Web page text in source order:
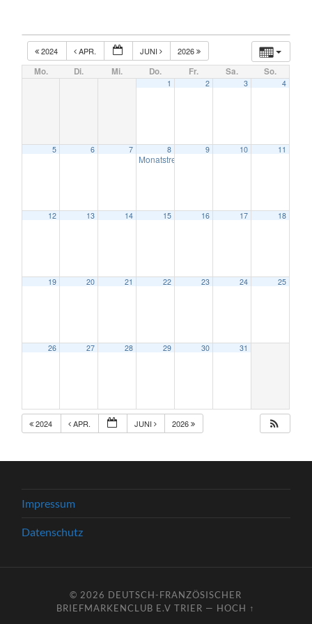
2024 APR. JUNI 2026
Mo. Di. Mi. Do. Fr. Sa. So.
1 2 3 4
5 6 7 8
Monatstreffen
9 10 11
12 13 14 15 16 17 18
19 20 21 22 23 24 25
26 27 28 29 30 31
2024 APR. JUNI 2026
Impressum
Datenschutz
© 2026 DEUTSCH-FRANZÖSISCHER
BRIEFMARKENCLUB E.V TRIER — HOCH ↑